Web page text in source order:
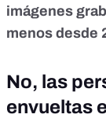
imágenes
menos desde
No, las
envueltas